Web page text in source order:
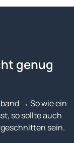
genug
→ So wie ein
so sollte auch
sein.